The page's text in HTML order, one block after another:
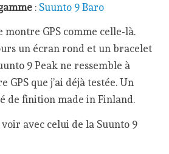
: Suunto 9 Baro
montre GPS comme celle-là.
un écran rond et un bracelet
9 Peak ne ressemble à
GPS que j’ai déjà testée. Un
de finition made in Finland.
avec celui de la Suunto 9